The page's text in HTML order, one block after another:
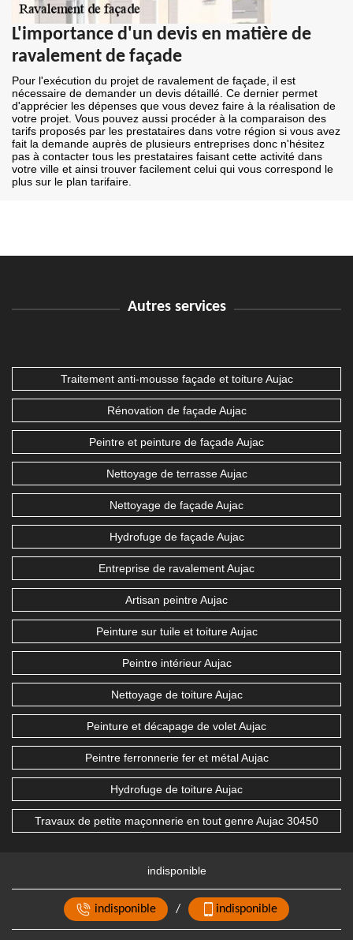
L'importance d'un devis en matière de
ravalement de façade
Pour l'exécution du projet de ravalement de façade, il est
nécessaire de demander un devis détaillé. Ce dernier permet
d'apprécier les dépenses que vous devez faire à la réalisation de
votre projet. Vous pouvez aussi procéder à la comparaison des
tarifs proposés par les prestataires dans votre région si vous avez
fait la demande auprès de plusieurs entreprises donc n'hésitez
pas à contacter tous les prestataires faisant cette activité dans
votre ville et ainsi trouver facilement celui qui vous correspond le
plus sur le plan tarifaire.
Autres services
Traitement anti-mousse façade et toiture Aujac
Rénovation de façade Aujac
Peintre et peinture de façade Aujac
Nettoyage de terrasse Aujac
Nettoyage de façade Aujac
Hydrofuge de façade Aujac
Entreprise de ravalement Aujac
Artisan peintre Aujac
Peinture sur tuile et toiture Aujac
Peintre intérieur Aujac
Nettoyage de toiture Aujac
Peinture et décapage de volet Aujac
Peintre ferronnerie fer et métal Aujac
Hydrofuge de toiture Aujac
Travaux de petite maçonnerie en tout genre Aujac 30450
indisponible
indisponible / indisponible